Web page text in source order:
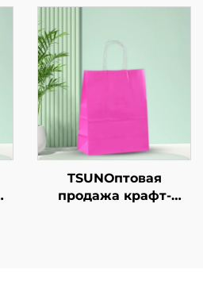
салатов, закусок,
суши, пиццы, хлеба,
конфет, шоколада
или гамбургеров —
для общепита и
крафтовых целей
TSUNОптовая
продажа крафт-